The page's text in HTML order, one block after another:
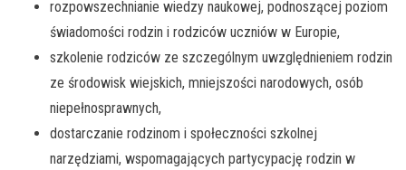
rozpowszechnianie wiedzy naukowej, podnoszącej poziom
świadomości rodzin i rodziców uczniów w Europie,
szkolenie rodziców ze szczególnym uwzględnieniem rodzin
ze środowisk wiejskich, mniejszości narodowych, osób
niepełnosprawnych,
dostarczanie rodzinom i społeczności szkolnej
narzędziami, wspomagających partycypację rodzin w